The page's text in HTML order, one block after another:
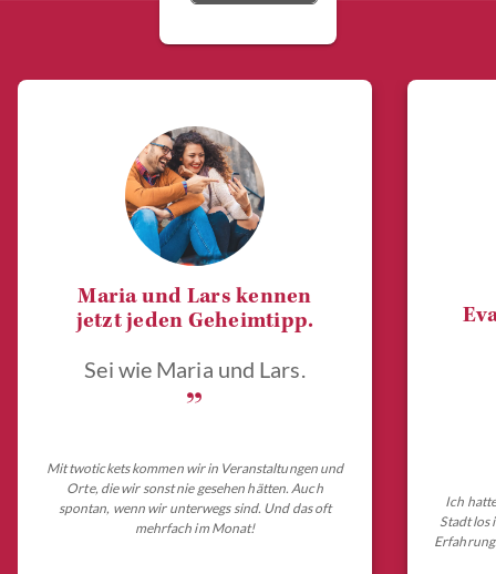
Maria und Lars kennen
jetzt jeden Geheimtipp.
Sei wie Maria und Lars.
„
Mit twotickets kommen wir in Veranstaltungen und
Orte, die wir sonst nie gesehen hätten. Auch
spontan, wenn wir unterwegs sind. Und das oft
mehrfach im Monat!
Ich
Stadt los